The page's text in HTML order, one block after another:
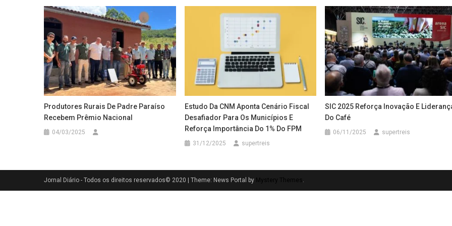
Produtores Rurais De Padre Paraíso
Recebem Prêmio Nacional
04/03/2025
Estudo Da CNM Aponta Cenário Fiscal
Desafiador Para Os Municípios E
Reforça Importância Do 1% Do FPM
31/12/2025 supertreis
SIC 2025 Reforça Inovação E
Do Café
06/11/2025 supertreis
Jornal Diário - Todos os direitos reservados© 2020 Theme: News Portal by Mystery Themes .